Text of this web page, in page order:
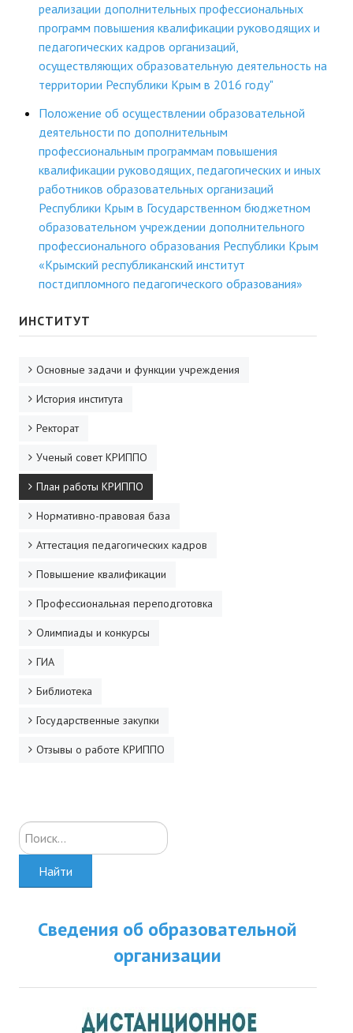
реализации дополнительных профессиональных
программ повышения квалификации руководящих и
педагогических кадров организаций,
осуществляющих образовательную деятельность на
территории Республики Крым в 2016 году"
Положение об осуществлении образовательной
деятельности по дополнительным
профессиональным программам повышения
квалификации руководящих, педагогических и иных
работников образовательных организаций
Республики Крым в Государственном бюджетном
образовательном учреждении дополнительного
профессионального образования Республики Крым
«Крымский республиканский институт
постдипломного педагогического образования»
ИНСТИТУТ
Основные задачи и функции учреждения
История института
Ректорат
Ученый совет КРИППО
План работы КРИППО
Нормативно-правовая база
Аттестация педагогических кадров
Повышение квалификации
Профессиональная переподготовка
Олимпиады и конкурсы
ГИА
Библиотека
Государственные закупки
Отзывы о работе КРИППО
Искать...
Найти
Сведения об образовательной
организации